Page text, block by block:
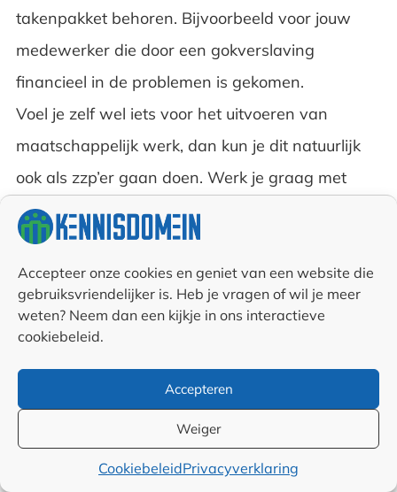
Accepteer onze cookies en geniet van een website die
gebruiksvriendelijker is. Heb je vragen of wil je meer
weten? Neem dan een kijkje in ons interactieve
cookiebeleid.
Accepteren
Weiger
CookiebeleidPrivacyverklaring
takenpakket behoren. Bijvoorbeeld voor jouw
medewerker die door een gokverslaving
financieel in de problemen is gekomen.
Voel je zelf wel iets voor het uitvoeren van
maatschappelijk werk, dan kun je dit natuurlijk
ook als zzp’er gaan doen. Werk je graag met
anderen samen, bouw dan een onderneming op
die maatschappelijke zorg als dienst verleent.
Lees onze tips over het opzetten van een MVO
systeem. Zo kun je jouw bedrijf laten certificeren
op basis van de MVO Prestatieladder. Dit
verschaft jou direct een voorsprong op de
concurrent die het niet zo nauw neemt met de
Wat is maatschappelijk werk voor